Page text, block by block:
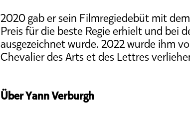
2020 gab er sein Filmregiedebüt mit
Preis für die beste Regie erhielt und bei
ausgezeichnet wurde. 2022 wurde ihm
Chevalier des Arts et des Lettres
Über Yann Verburgh